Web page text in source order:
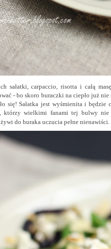
sałatki, carpaccio, risotta i całą
- bo skoro buraczki na ciepło już nie
się! Sałatka jest wyśmienita i będzie
którzy wielkimi fanami tej bulwy nie
do buraka uczucia pełne nienawiści.